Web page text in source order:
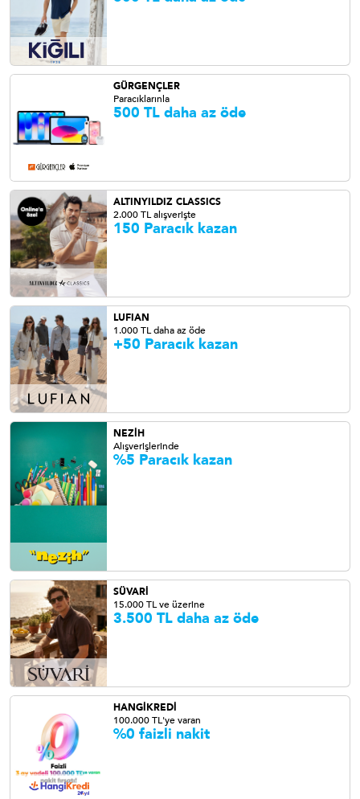
GÜRGENÇLER
Paracıklarınla
500 TL daha az öde
ALTINYILDIZ CLASSICS
2.000 TL alışverişte
150 Paracık kazan
LUFIAN
1.000 TL daha az öde
+50 Paracık kazan
NEZİH
Alışverişlerinde
%5 Paracık kazan
SÜVARİ
15.000 TL ve üzerine
3.500 TL daha az öde
HANGİKREDİ
100.000 TL'ye varan
%0 faizli nakit